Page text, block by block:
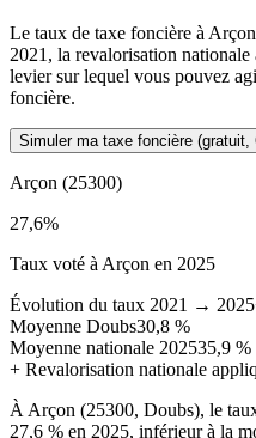
Le taux de taxe foncière à
2021, la revalorisation
levier sur lequel vous pouvez
foncière.
Simuler ma taxe foncière (gratuit,
Arçon (25300)
27,6%
Taux voté à Arçon en 2025
Évolution du taux 2021 → 2025
Moyenne Doubs30,8 %
Moyenne nationale 202535,9 %
+ Revalorisation nationale
À Arçon (25300, Doubs), le
27,6 % en 2025, inférieur à la